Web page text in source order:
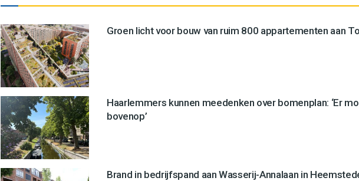
Groen licht voor bouw van ruim 800 appartementen aan
Haarlemmers kunnen meedenken over bomenplan: ‘Er
bovenop’
Brand in bedrijfspand aan Wasserij-Annalaan in